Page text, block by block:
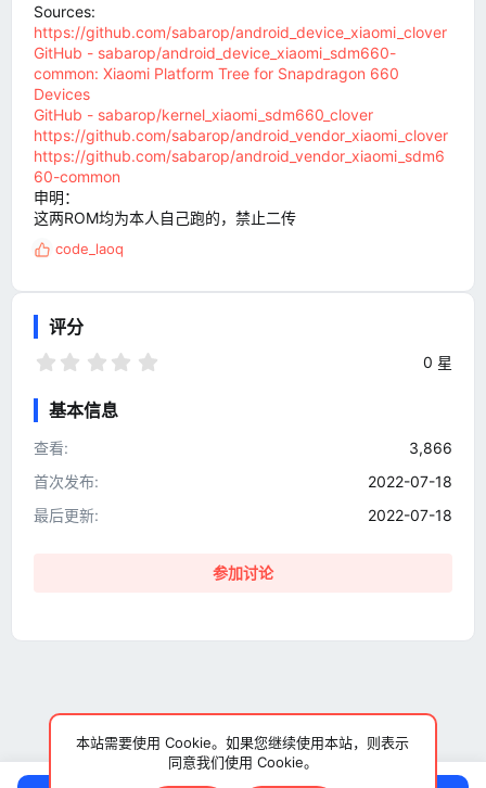
Sources:
https://github.com/sabarop/android_device_xiaomi_clover
GitHub - sabarop/android_device_xiaomi_sdm660-
common: Xiaomi Platform Tree for Snapdragon 660
Devices
GitHub - sabarop/kernel_xiaomi_sdm660_clover
https://github.com/sabarop/android_vendor_xiaomi_clover
https://github.com/sabarop/android_vendor_xiaomi_sdm6
60-common
申明：
这两ROM均为本人自己跑的，禁止二传
反
:
code_laoq
评分
0 星
基本信息
查看
3,866
首次发布
2022-07-18
最后更新
2022-07-18
参加讨论
本站需要使用 Cookie。如果您继续使用本站，则表示
同意我们使用 Cookie。